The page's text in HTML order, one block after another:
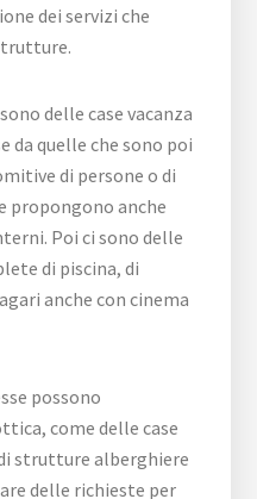
dei servizi che
delle case vacanza
da quelle che sono poi
di persone o di
propongono anche
Poi ci sono delle
di piscina, di
anche con cinema
possono
come delle case
strutture alberghiere
delle richieste per